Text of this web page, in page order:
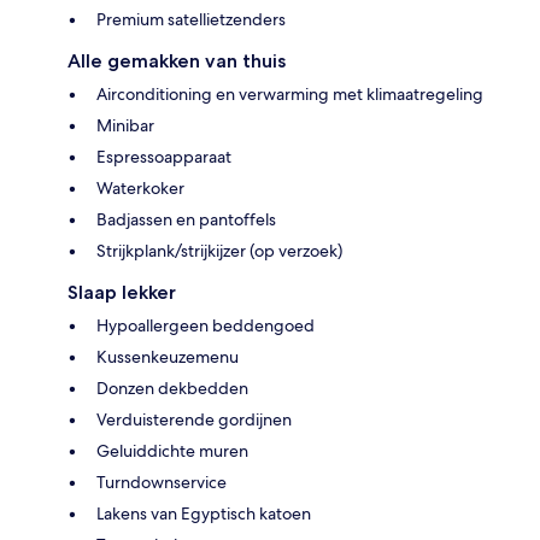
Premium satellietzenders
Alle gemakken van thuis
Airconditioning en verwarming met klimaatregeling
Minibar
Espressoapparaat
Waterkoker
Badjassen en pantoffels
Strijkplank/strijkijzer (op verzoek)
Slaap lekker
Hypoallergeen beddengoed
Kussenkeuzemenu
Donzen dekbedden
Verduisterende gordijnen
Geluiddichte muren
Turndownservice
Lakens van Egyptisch katoen